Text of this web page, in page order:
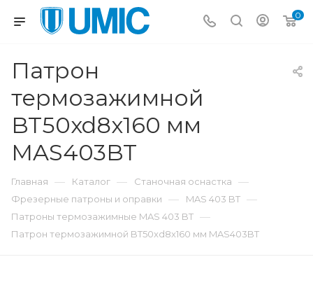
0
Патрон
термозажимной
BT50xd8x160 мм
MAS403BT
Главная — Каталог — Станочная оснастка —
Фрезерные патроны и оправки — MAS 403 BT —
Патроны термозажимные MAS 403 BT —
Патрон термозажимной BT50xd8x160 мм MAS403BT